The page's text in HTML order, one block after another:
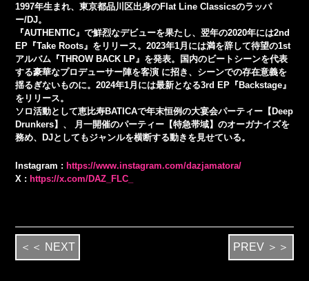
1997年生まれ、東京都品川区出身のFlat Line Classicsのラッパ
ー/DJ。
『AUTHENTIC』で鮮烈なデビューを果たし、翌年の2020年には2nd
EP『Take Roots』をリリース。2023年1月には満を辞して待望の1st
アルバム『THROW BACK LP』を発表。国内のビートシーンを代表
する豪華なプロデューサー陣を客演 に招き、シーンでの存在意義を
揺るぎないものに。2024年1月には最新となる3rd EP『Backstage』
をリリース。
ソロ活動として恵比寿BATICAで年末恒例の大宴会パーティー【Deep
Drunkers】、 月一開催のパーティー【特急帯域】のオーガナイズを
務め、DJとしてもジャンルを横断する動きを見せている。
Instagram : https://www.instagram.com/dazjamatora/
X : https://x.com/DAZ_FLC_
＜＜ NEXT PREV ＞＞